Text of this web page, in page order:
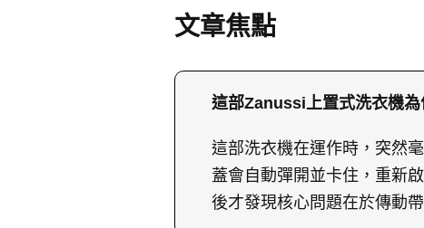
文章焦點
這部Zanussi上置式洗衣機為
這部洗衣機在運作時，突然
蓋會自動彈開並卡住，重新
後才發現核心問題在於傳動